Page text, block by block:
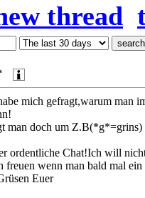
thread
mich gefragt,warum man
man doch um Z.B(*g*=grins)
ordentliche Chat!Ich will
freuen wenn man bald mal
Euer